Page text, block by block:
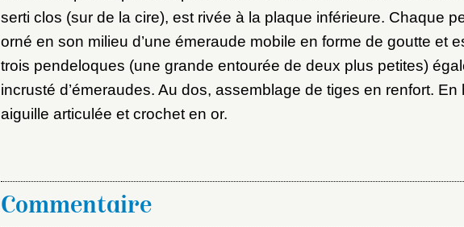
serti clos (sur de la cire), est rivée à la plaque inférieure. Chaque
orné en son milieu d’une émeraude mobile en forme de goutte et
trois pendeloques (une grande entourée de deux plus petites)
incrusté d’émeraudes. Au dos, assemblage de tiges en renfort. En
aiguille articulée et crochet en or.
Commentaire